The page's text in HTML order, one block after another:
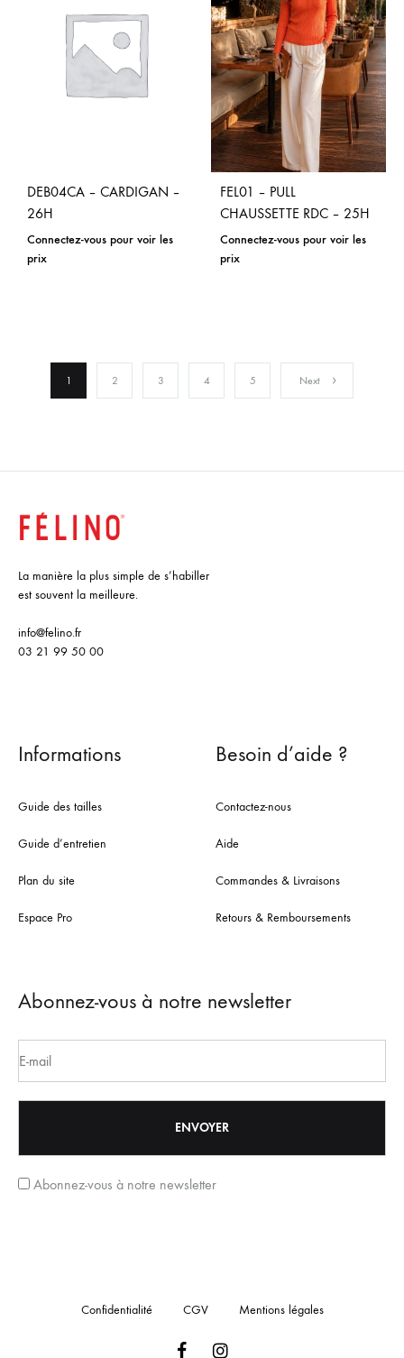
DEB04CA – CARDIGAN –
26H
Connectez-vous pour voir les
prix
FEL01 – PULL
CHAUSSETTE RDC – 25H
Connectez-vous pour voir les
prix
1 2 3 4 5 Next
La manière la plus simple de s’habiller
est souvent la meilleure.
info@felino.fr
03 21 99 50 00
Informations
Guide des tailles
Guide d’entretien
Plan du site
Espace Pro
Besoin d’aide ?
Contactez-nous
Aide
Commandes & Livraisons
Retours & Remboursements
Abonnez-vous à notre newsletter
Abonnez-vous à notre newsletter
Confidentialité CGV Mentions légales
FacebookInstagram